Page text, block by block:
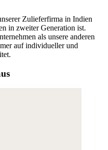
Zulieferfirma in Indien
in zweiter Generation ist.
als unsere anderen
auf individueller und